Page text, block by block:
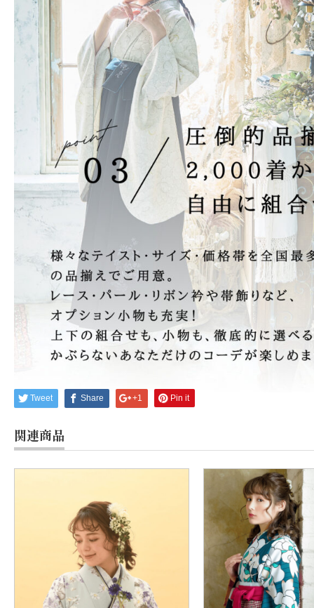
Tweet Share +1 Pin it
関連商品